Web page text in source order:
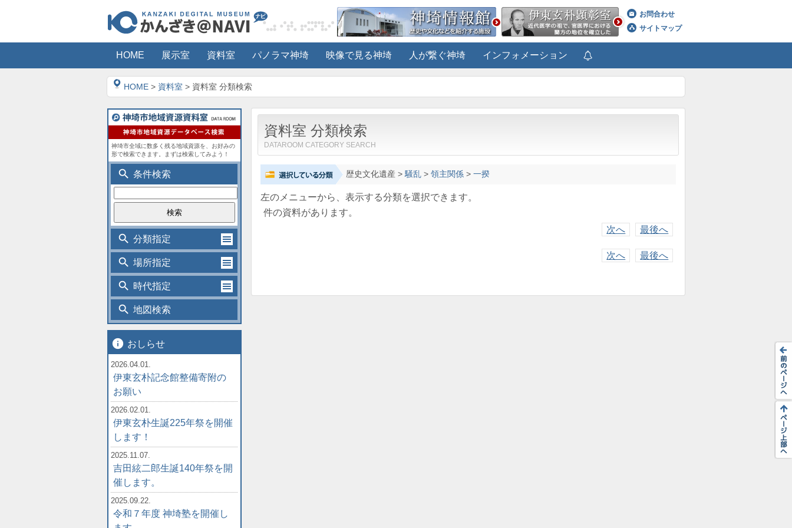
お問合わせ
サイトマップ
HOME 展示室 資料室 パノラマ神埼 映像で見る神埼 人が繋ぐ神埼 インフォメーション
HOME > 資料室 > 資料室 分類検索
資料室 分類検索
DATAROOM CATEGORY SEARCH
歴史文化遺産>騒乱> 領主関係> 一揆
左のメニューから、表示する分類を選択できます。
件の資料があります。
次へ
最後へ
次へ 最後へ
神埼市全域に数多く残る地域資源を、お好みの
形で検索できます。まずは検索してみよう！
search 条件検索
search 分類指定
search 場所指定
search 時代指定
search 地図検索
info おしらせ
2026.04.01.
伊東玄朴記念館整備寄附の
お願い
2026.02.01.
伊東玄朴生誕225年祭を開催
します！
2025.11.07.
吉田絃二郎生誕140年祭を開
催します。
2025.09.22.
令和７年度 神埼塾を開催し